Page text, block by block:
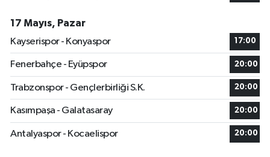
17 Mayıs, Pazar
Kayserispor - Konyaspor
17:00
Fenerbahçe - Eyüpspor 20:00
Trabzonspor - Gençlerbirliği S.K. 20:00
Kasımpaşa - Galatasaray 20:00
Antalyaspor - Kocaelispor 20:00